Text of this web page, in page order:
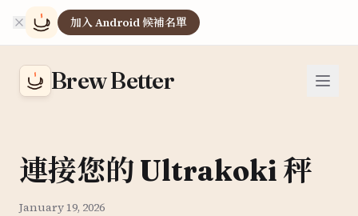
加入 Android 候補名單
Brew Better
連接您的 Ultrakoki 秤
January 19, 2026